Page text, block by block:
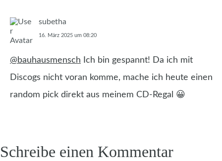
subetha
16. März 2025 um 08:20
@bauhausmensch Ich bin gespannt! Da ich mit
Discogs nicht voran komme, mache ich heute einen
random pick direkt aus meinem CD-Regal 😀
Schreibe einen Kommentar